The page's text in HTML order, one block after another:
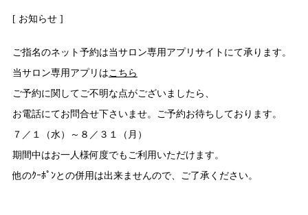
[ お知らせ ]
ご指名のネット予約は当サロン専用アプリサイトにて承ります。
当サロン専用アプリはこちら
ご予約に関してご不明な点がございましたら、
お電話にてお問合せ下さいませ。ご予約お待ちしております。
７／１（水）～８／３１（月）
期間中はお一人様何度でもご利用いただけます。
他のｸｰﾎﾟﾝとの併用は出来ませんので、ご了承ください。